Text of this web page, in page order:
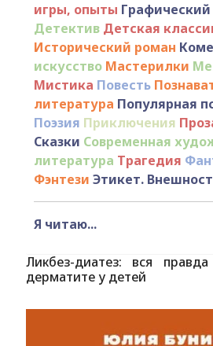
игры, опыты
Детектив Детская
Исторический роман
искусство Мастерилки
Мистика Повесть
литература Популярная
Поэзия Приключения
Сказки Современная
литература Трагедия
Фэнтези Этикет.
Я читаю...
Ликбез-диатез: вся
дерматите у детей